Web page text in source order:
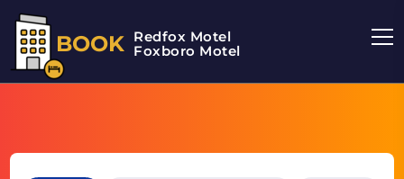
BOOK Redfox Motel
Foxboro Motel